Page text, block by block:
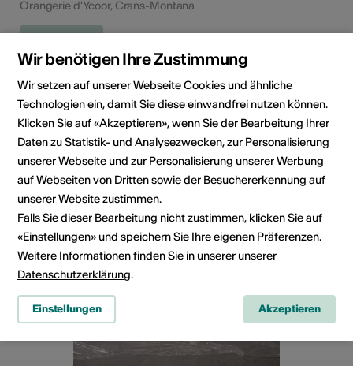
Orangerie d'Ycoor, Crans-Montana
Wir benötigen Ihre Zustimmung
Wir setzen auf unserer Webseite Cookies und ähnliche
Technologien ein, damit Sie diese einwandfrei nutzen können.
Klicken Sie auf «Akzeptieren», wenn Sie der Bearbeitung Ihrer
Daten zu Statistik- und Analysezwecken, zur Personalisierung
unserer Webseite und zur Personalisierung unserer Werbung
auf Webseiten von Dritten sowie der Besuchererkennung auf
unserer Website zustimmen.
Falls Sie dieser Bearbeitung nicht zustimmen, klicken Sie auf
«Einstellungen» und speichern Sie Ihre eigenen Präferenzen.
Weitere Informationen finden Sie in unserer unserer
Datenschutzerklärung.
Einstellungen Akzeptieren